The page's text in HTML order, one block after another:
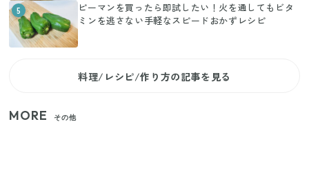
5
ピーマンを買ったら即試したい！火を通してもビタ
ミンを逃さない手軽なスピードおかずレシピ
料理/レシピ/作り方の記事を見る
MORE その他